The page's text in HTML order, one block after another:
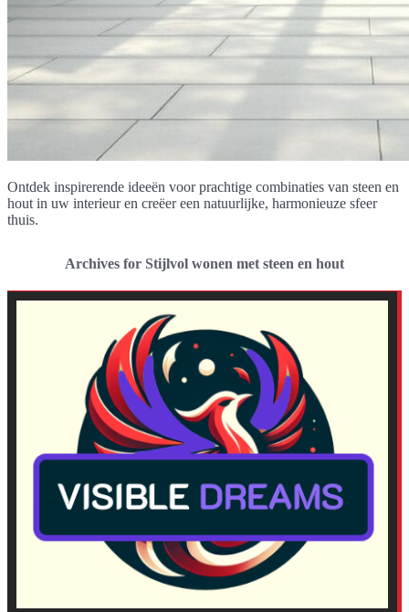
Ontdek inspirerende ideeën voor prachtige combinaties van steen en
hout in uw interieur en creëer een natuurlijke, harmonieuze sfeer
thuis.
Archives for Stijlvol wonen met steen en hout